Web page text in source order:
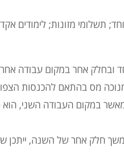
תשלומי מזונות; לימודים
אחר במקום עבודה אחר,
מס בהתאם להכנסות
במקום העבודה השני,
חלק אחר של השנה, ייתכן